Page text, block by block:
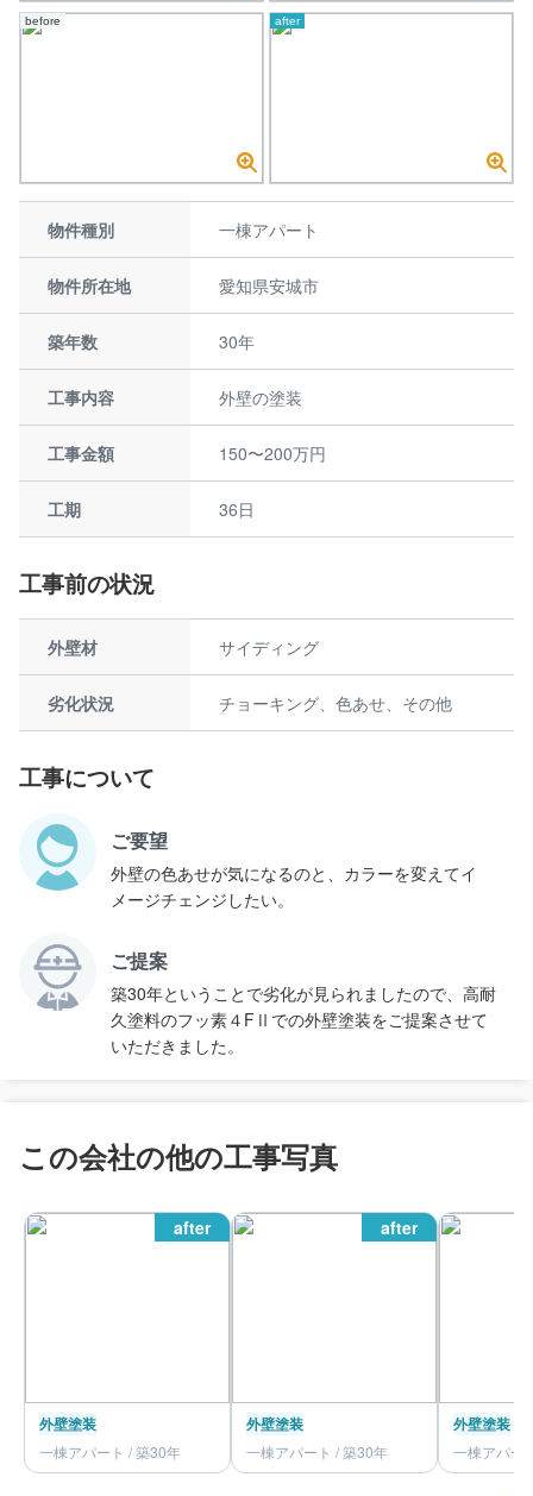
before after
物件種別 一棟アパート
物件所在地 愛知県安城市
築年数 30年
工事内容 外壁の塗装
工事金額 150〜200万円
工期 36日
工事前の状況
外壁材 サイディング
劣化状況 チョーキング、色あせ、その他
工事について
ご要望
外壁の色あせが気になるのと、カラーを変えてイ
メージチェンジしたい。
ご提案
築30年ということで劣化が見られましたので、高耐
久塗料のフッ素４FⅡでの外壁塗装をご提案させて
いただきました。
この会社の他の工事写真
after
外壁塗装
一棟アパート / 築30年
after
外壁塗装
一棟アパート / 築30年
外壁塗装
一棟アパー